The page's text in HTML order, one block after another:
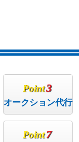
Point3
オークション代行
Point7